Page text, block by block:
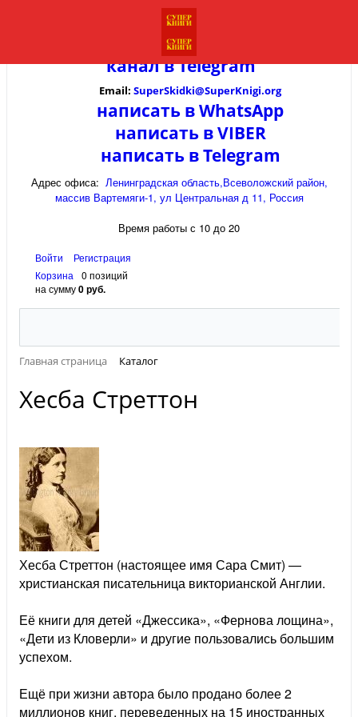
канал вTelegram
Email: SuperSkidki@SuperKnigi.org
написать в WhatsApp
написать в VIBER
написать в Telegram
Адрес офиса: Ленинградская область,Всеволожский район,
массив Вартемяги-1, ул Центральная д 11, Россия
Время работы с 10 до 20
Войти
Регистрация
Корзина
0 позиций
на сумму0 руб.
Главная страница Каталог
Хесба Стреттон
Хесба Стреттон (настоящее имя Сара Смит) —
христианская писательница викторианской Англии.
Её книги для детей «Джессика», «Фернова лощина»,
«Дети из Кловерли» и другие пользовались большим
успехом.
Ещё при жизни автора было продано более 2
миллионов книг, переведенных на 15 иностранных